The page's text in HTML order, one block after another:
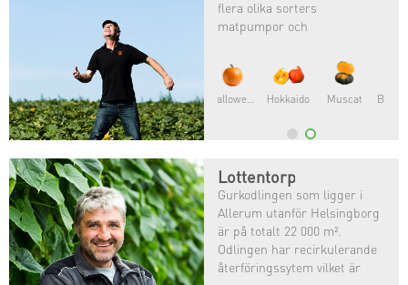
flera olika sorters
matpumpor och
Leif är född in i lantbruket
och har alltid tyckt att det
varit roligt och ville därför
Delica
Lottentorp
Gurkodlingen som ligger i
Allerum utanför Helsingborg
är på totalt 22 000 m².
Odlingen har recirkulerande
återföringssytem vilket är